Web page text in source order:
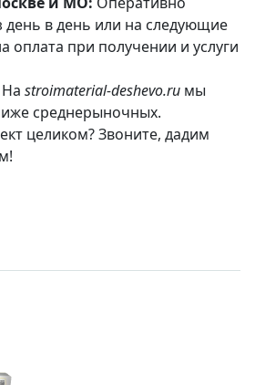
день в день или на следующие
оплата при получении и услуги
На stroimaterial-deshevo.ru мы
среднерыночных.
целиком? Звоните, дадим